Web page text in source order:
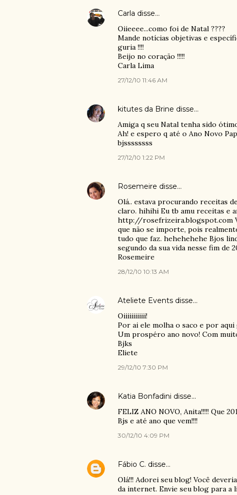
Carla disse…
Oiieeee...como foi de Natal ????
Mande notícias objetivas e
guria !!!!
Beijo no coração !!!!!
Carla Lima
27/12/10 11:46 AM
kitutes da Brine disse…
Amiga q seu Natal tenha sido
Ah! e espero q até o Ano Novo
bjssssssss
27/12/10 1:22 PM
Rosemeire disse…
Olá.. estava procurando receitas
claro. hihihi Eu tb amu receitas e
http://rosefrizeira.blogspot.com
que não se importe, pois
tudo que faz. hehehehehe Bjos
segundo da sua vida nesse fim de
Rosemeire
28/12/10 10:13 AM
Ateliete Eventsdisse…
Oiiiiiiiiiii!
Por ai ele molha o saco e por aqui
Um prospéro ano novo! Com
Bjks
Eliete
29/12/10 7:30 PM
Katia Bonfadini disse…
FELIZ ANO NOVO, Anita!!!!! Que
Bjs e até ano que vem!!!!
30/12/10 4:09 PM
Fábio C. disse…
Olá!!! Adorei seu blog! Você
da internet. Envie seu blog para a